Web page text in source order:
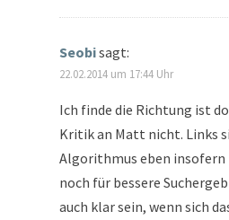
Seobisagt:
22.02.2014 um 17:44 Uhr
Ich finde die Richtung ist
Kritik an Matt nicht. Links
Algorithmus eben insofern
noch für bessere
auch klar sein, wenn sich